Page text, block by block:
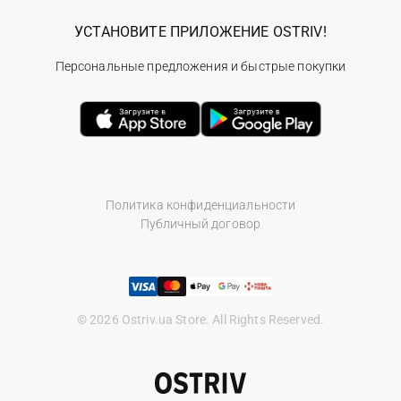
Политика конфиденциальности
Публичный договор
© 2026 Ostriv.ua Store. All Rights Reserved.
УСТАНОВИТЕ ПРИЛОЖЕНИЕ OSTRIV!
Персональные предложения и быстрые покупки